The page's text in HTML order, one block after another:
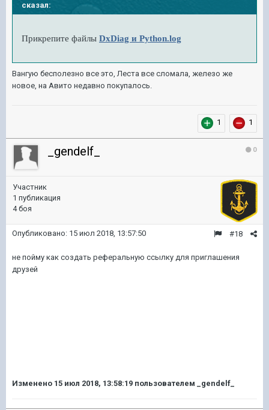
сказал:
Прикрепите файлы DxDiag и Python.log
Вангую бесполезно все это, Леста все сломала, железо же
новое, на Авито недавно покупалось.
1 1
0
_gendelf_
Участник
1 публикация
4 боя
#18
Опубликовано: 15 июл 2018, 13:57:50
не пойму как создать реферальную ссылку для приглашения
друзей
Изменено 15 июл 2018, 13:58:19 пользователем _gendelf_